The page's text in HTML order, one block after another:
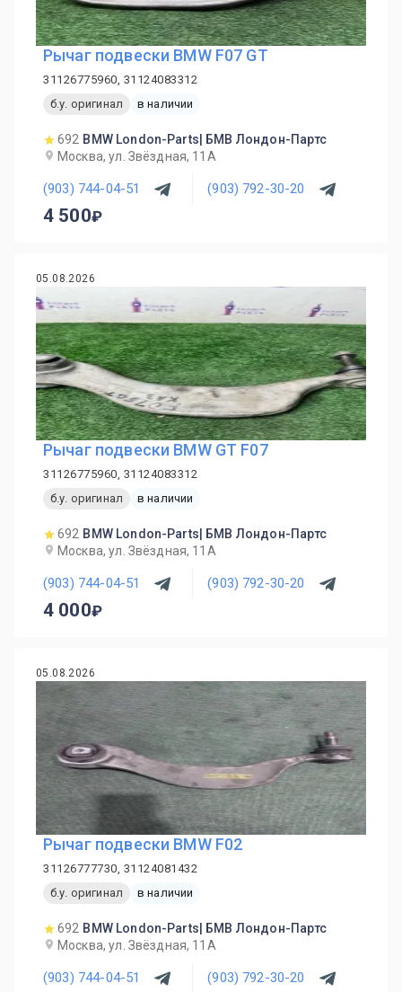
Рычаг подвески BMW F07 GT
31126775960, 31124083312
б.у. оригинал
в наличии
692 BMW London-Parts| БМВ Лондон-Партс
Москва, ул. Звёздная, 11А
(903) 744-04-51 (903) 792-30-20
4 500
05.08.2026
Рычаг подвески BMW GT F07
31126775960, 31124083312
б.у. оригинал
в наличии
692 BMW London-Parts| БМВ Лондон-Партс
Москва, ул. Звёздная, 11А
(903) 744-04-51 (903) 792-30-20
4 000
05.08.2026
Рычаг подвески BMW F02
31126777730, 31124081432
б.у. оригинал
в наличии
692 BMW London-Parts| БМВ Лондон-Партс
Москва, ул. Звёздная, 11А
(903) 744-04-51 (903) 792-30-20